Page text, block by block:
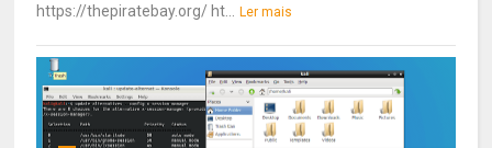
https://thepiratebay.org/ ht...
Ler mais